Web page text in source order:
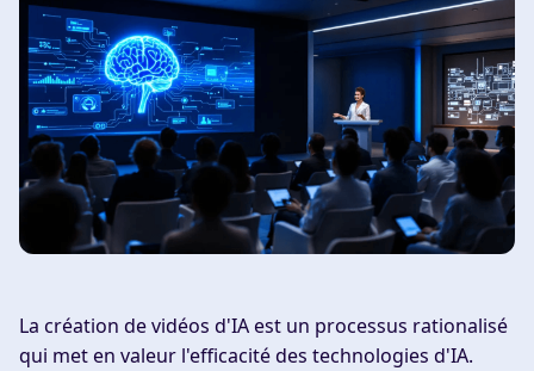
La création de vidéos d'IA est un processus rationalisé
qui met en valeur l'efficacité des technologies d'IA.